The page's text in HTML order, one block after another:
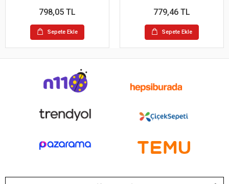
798,05 TL
Sepete Ekle
779,46 TL
Sepete Ekle